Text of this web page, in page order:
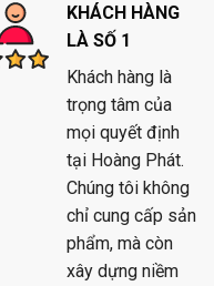
KHÁCH HÀNG
LÀ SỐ 1
Khách hàng là
trọng tâm của
mọi quyết định
tại Hoàng Phát.
Chúng tôi không
chỉ cung cấp sản
phẩm, mà còn
xây dựng niềm